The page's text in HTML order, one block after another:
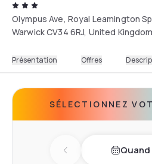
Olympus Ave, Royal Leamington
Warwick CV34 6RJ, United Kingdom
Présentation Offres
SÉLECTIONNEZ
Previous dayQuand